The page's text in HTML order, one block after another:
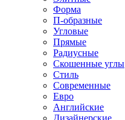
Форма
П-образные
Угловые
Прямые
Радиусные
Скошенные углы
Стиль
Современные
Евро
Английские
Дизайнерские